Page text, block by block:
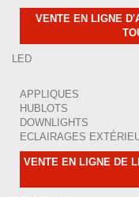
VENTE EN LIGNE
LED
APPLIQUES
HUBLOTS
DOWNLIGHTS
ECLAIRAGES
VENTE EN LIGNE DE